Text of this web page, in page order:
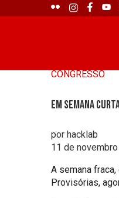
CONGRESSO
Em semana
por hacklab
11 de
A semana
Provisórias,